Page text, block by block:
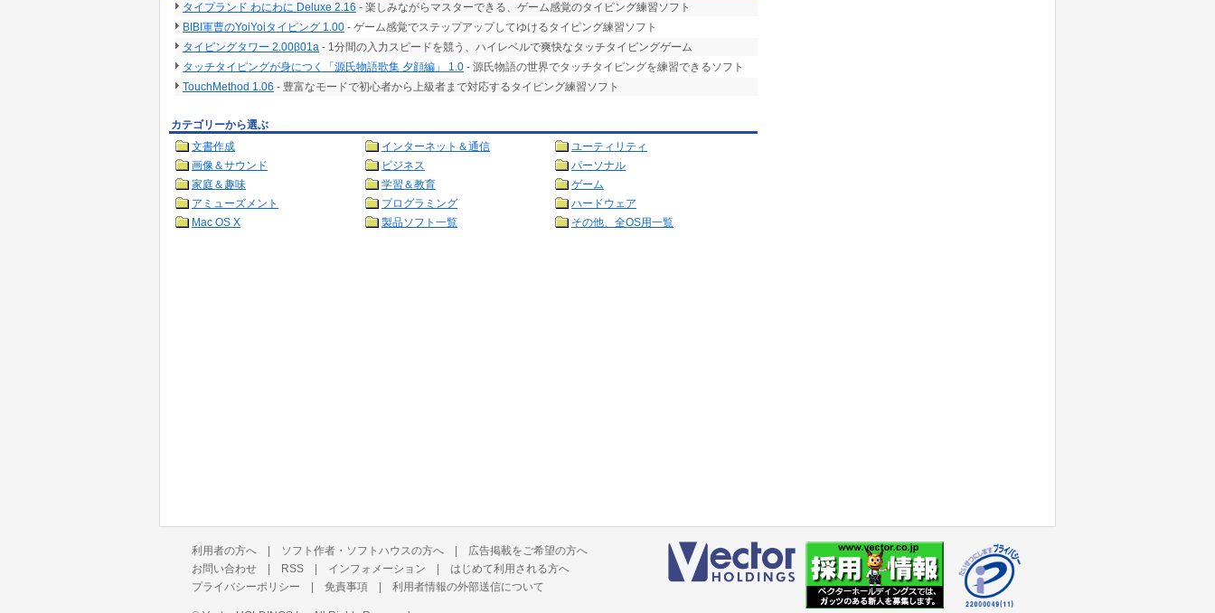
タイプランド わにわに Deluxe 2.16 - 楽しみながらマスターできる、ゲーム感覚のタイピング練習ソフト
BIBI軍曹のYoiYoiタイピング 1.00 - ゲーム感覚でステップアップしてゆけるタイピング練習ソフト
タイピングタワー 2.00β01a - 1分間の入力スピードを競う、ハイレベルで爽快なタッチタイピングゲーム
タッチタイピングが身につく「源氏物語歌集 夕顔編」 1.0 - 源氏物語の世界でタッチタイピングを練習できるソフト
TouchMethod 1.06 - 豊富なモードで初心者から上級者まで対応するタイピング練習ソフト
カテゴリーから選ぶ
文書作成
インターネット＆通信
ユーティリティ
画像＆サウンド
ビジネス
パーソナル
家庭＆趣味
学習＆教育
ゲーム
アミューズメント
プログラミング
ハードウェア
Mac OS X
製品ソフト一覧 その他、全OS用一覧
利用者の方へ | ソフト作者・ソフトハウスの方へ | 広告掲載をご希望の方へ
お問い合わせ | RSS | インフォメーション | はじめて利用される方へ
プライバシーポリシー | 免責事項 | 利用者情報の外部送信について